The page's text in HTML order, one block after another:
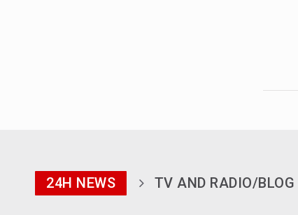
24H NEWS TV AND RADIO/BLOG